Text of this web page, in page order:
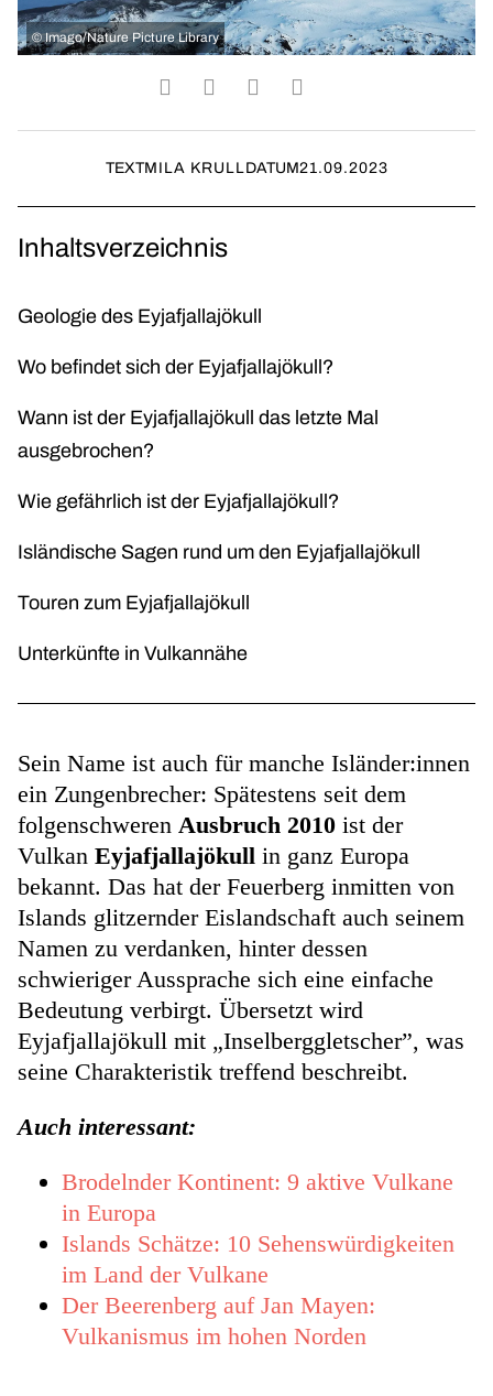
© Imago/Nature Picture Library
TEXTMILA KRULLDATUM21.09.2023
Inhaltsverzeichnis
Geologie des Eyjafjallajökull
Wo befindet sich der Eyjafjallajökull?
Wann ist der Eyjafjallajökull das letzte Mal
ausgebrochen?
Wie gefährlich ist der Eyjafjallajökull?
Isländische Sagen rund um den Eyjafjallajökull
Touren zum Eyjafjallajökull
Unterkünfte in Vulkannähe
Sein Name ist auch für manche Isländer:innen
ein Zungenbrecher: Spätestens seit dem
folgenschweren Ausbruch 2010 ist der
Vulkan Eyjafjallajökull in ganz Europa
bekannt. Das hat der Feuerberg inmitten von
Islands glitzernder Eislandschaft auch seinem
Namen zu verdanken, hinter dessen
schwieriger Aussprache sich eine einfache
Bedeutung verbirgt. Übersetzt wird
Eyjafjallajökull mit „Inselberggletscher”, was
seine Charakteristik treffend beschreibt.
Auch interessant:
Brodelnder Kontinent: 9 aktive Vulkane
in Europa
Islands Schätze: 10 Sehenswürdigkeiten
im Land der Vulkane
Der Beerenberg auf Jan Mayen:
Vulkanismus im hohen Norden